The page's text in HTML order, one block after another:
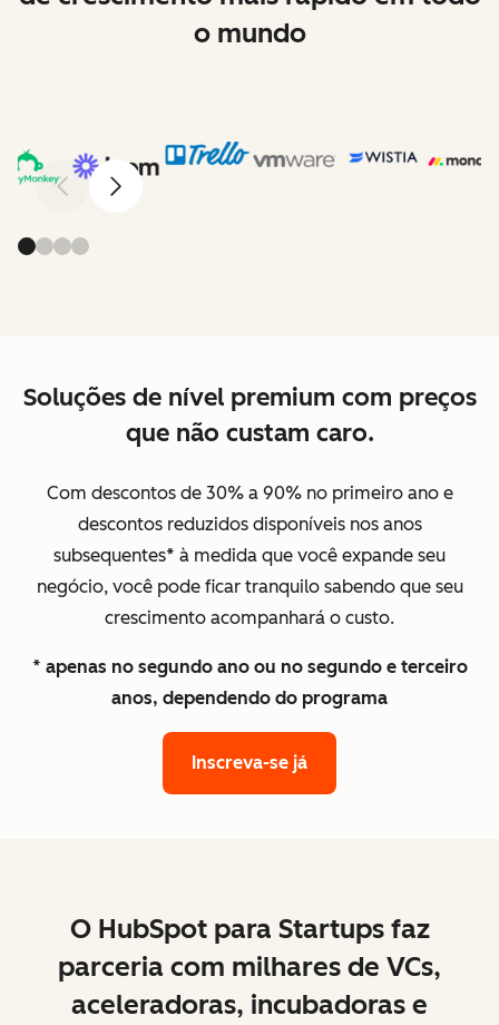
o mundo
AnteriorAvançar
Soluções de nível premium com preços
que não custam caro.
Com descontos de 30% a 90% no primeiro ano e
descontos reduzidos disponíveis nos anos
subsequentes* à medida que você expande seu
negócio, você pode ficar tranquilo sabendo que seu
crescimento acompanhará o custo.
* apenas no segundo ano ou no segundo e terceiro
anos, dependendo do programa
Inscreva-se já
O HubSpot para Startups faz
parceria com milhares de VCs,
aceleradoras, incubadoras e